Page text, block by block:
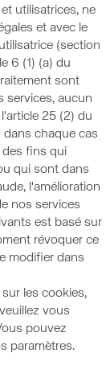
utilisatrices, ne
et avec le
(section
6 (1) (a) du
sont
services, aucun
25 (2) du
dans chaque cas
des fins qui
qui sont dans
l'amélioration
nos services
est basé sur
révoquer ce
modifier dans
les cookies,
vous
pouvez
paramètres.